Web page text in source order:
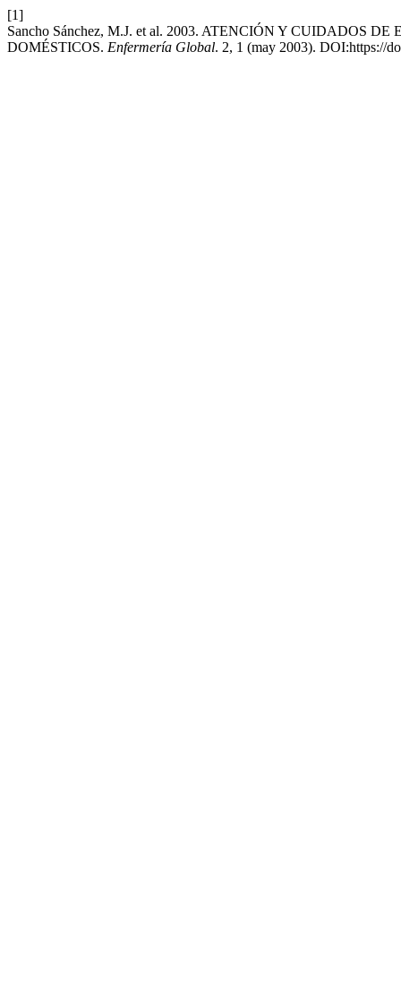
[1]
Sancho Sánchez, M.J. et al. 2003. ATENCIÓN Y CUIDADOS
DOMÉSTICOS. Enfermería Global. 2, 1 (may 2003). DOI:https://